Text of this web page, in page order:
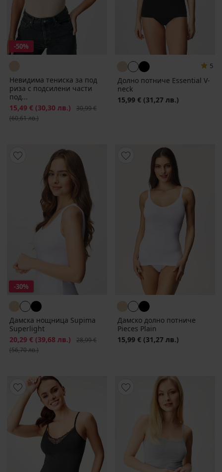
-50%
Невидима тениска за под
риза с подсилени части
под...
Намаление
15,49 € (30,30 лв.) Първоначална цена
30,99 €
(60,61 лв.)
5
Долно потниче Essential V-
neck
15,99 € (31,27 лв.)
-30%
Дамска нощница Supima
Superlight
Намаление
20,29 € (39,68 лв.) Първоначална цена
28,99 €
(56,70 лв.)
Дамско долно потниче
Pieces Plain
15,99 € (31,27 лв.)